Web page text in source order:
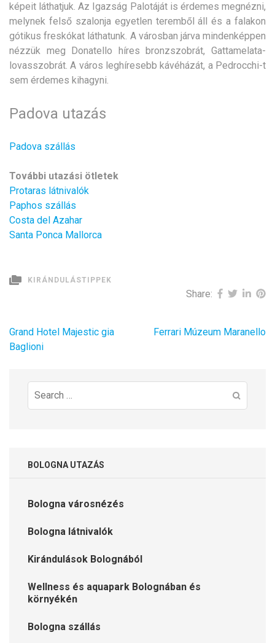
képeit láthatjuk. Az Igazság Palotáját is érdemes megnézni,
melynek felső szalonja egyetlen teremből áll és a falakon
gótikus freskókat láthatunk. A városban járva mindenképpen
nézzük meg Donatello híres bronzszobrát, Gattamelata-
lovasszobrát. A város leghíresebb kávéházát, a Pedrocchi-t
sem érdemes kihagyni.
Padova utazás
Padova szállás
További utazási ötletek
Protaras látnivalók
Paphos szállás
Costa del Azahar
Santa Ponca Mallorca
KIRÁNDULÁSTIPPEK
Share:
Bejegyzés
navigáció
Grand Hotel Majestic gia
Baglioni
Ferrari Múzeum Maranello
Search
for:
BOLOGNA UTAZÁS
Bologna városnézés
Bologna látnivalók
Kirándulások Bolognából
Wellness és aquapark Bolognában és
környékén
Bologna szállás